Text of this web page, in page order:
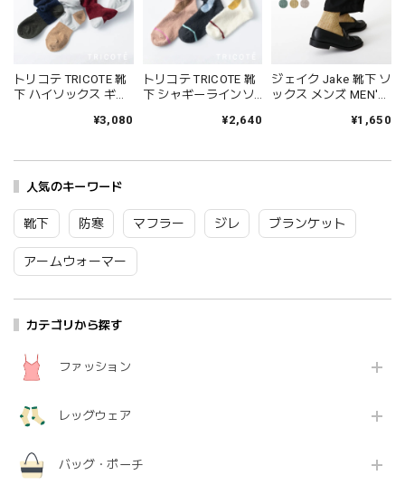
人気のキーワード
靴下 防寒 マフラー ジレ ブランケット
アームウォーマー
カテゴリから探す
ファッション
レッグウェア
バッグ・ポーチ
トリコテ TRICOTE 靴
下 ハイソックス ギャ
クス レディース おし
ト プレゼント レッド
25cm TR53SO040
Tr002
¥3,080
トリコテ TRICOTE 靴
下 シャギーラインソ
本製 国産 秋冬 おしゃ
Tr003
¥2,640
ジェイク Jake 靴下 ソ
ックス メンズ MEN'S
夏 ブランド 日本製 国
Fr088
¥1,650